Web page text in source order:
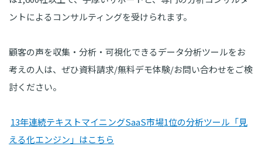
ントによるコンサルティングを受けられます。
顧客の声を収集・分析・可視化できるデータ分析ツールをお
考えの人は、ぜひ資料請求/無料デモ体験/お問い合わせをご検
討ください。
13年連続テキストマイニングSaaS市場1位の分析ツール「見
える化エンジン」はこちら